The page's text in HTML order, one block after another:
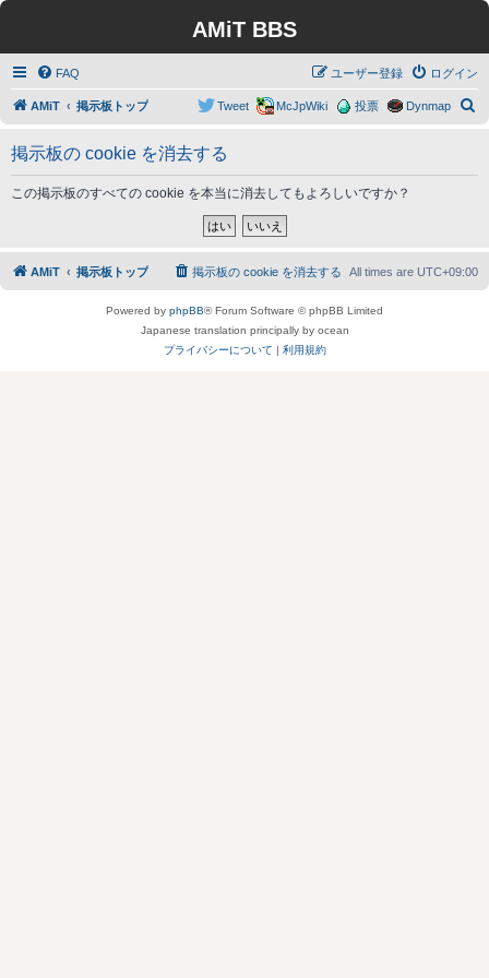
AMiT BBS
FAQ ログイン
ユーザー登録
AMiT 掲示板トップ Dynmap
投票
McJpWiki
Tweet
掲示板の cookie を消去する
この掲示板のすべての cookie を本当に消去してもよろしいですか？
AMiT 掲示板トップ All times are UTC+09:00
掲示板の cookie を消去する
Powered by phpBB® Forum Software © phpBB Limited
Japanese translation principally by ocean
プライバシーについて | 利用規約